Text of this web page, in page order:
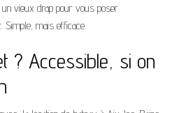
vieux drap pour vous poser
Simple, mais efficace.
? Accessible, si on